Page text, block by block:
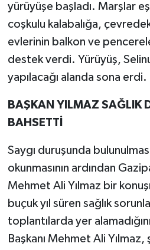
yürüyüşe başladı. Marşlar
coşkulu kalabalığa,
evlerinin balkon ve
destek verdi. Yürüyüş,
yapılacağı alanda sona erdi.
BAŞKAN YILMAZ SAĞLIK
BAHSETTİ
Saygı duruşunda
okunmasının ardından
Mehmet Ali Yılmaz bir
buçuk yıl süren sağlık
toplantılarda yer
Başkanı Mehmet Ali Yılmaz,